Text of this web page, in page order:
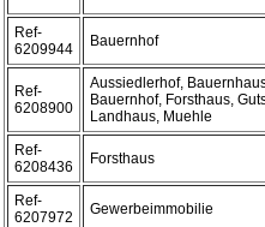
Ref-
6209944
Bauernhof
Ref-
6208900
Aussiedlerhof,
Bauernhof, Forsthaus,
Landhaus, Muehle
Ref-
6208436
Forsthaus
Ref-
6207972
Gewerbeimmobilie